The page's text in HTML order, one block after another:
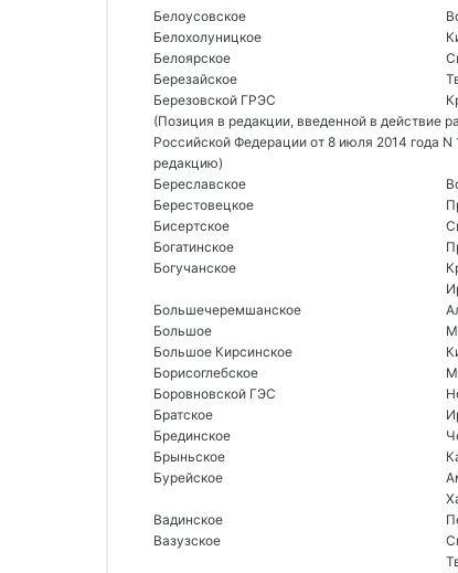
Белоусовское
Белохолуницкое
Белоярское
Березайское
Березовской ГРЭС
(Позиция в редакции, введенной в действие
Российской Федерации от 8 июля 2014 года
редакцию)
Береславское
Берестовецкое
Бисертское
Богатинское
Богучанское
Большечеремшанское
Большое
Большое Кирсинское
Борисоглебское
Боровновской ГЭС
Братское
Брединское
Брыньское
Бурейское
Вадинское
Вазузское